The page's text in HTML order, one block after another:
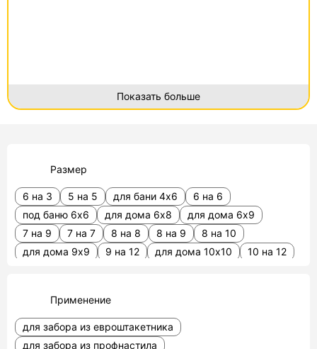
Показать больше
Размер
6 на 3 5 на 5 для бани 4х6
6 на 6
под баню 6х6
для дома 6х8
для дома 6х9
7 на 9
7 на 7 8 на 8 8 на 9
8 на 10
для дома 9х9
9 на 12 для дома 10х10
10 на 12
Применение
для забора из евроштакетника
для забора из профнастила